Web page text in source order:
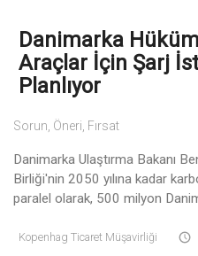
Danimarka
Araçlar İçin Şarj
Planlıyor
Sorun, Öneri, Fırsat
Danimarka Ulaştırma Bakanı
Birliği'nin 2050 yılına kadar
paralel olarak, 500 milyon
Kopenhag Ticaret Müşavirliği